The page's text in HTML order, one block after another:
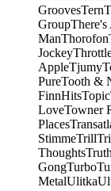
GroovesTern
GroupThere's
ManThorofon
Jockey
AppleTjumy
PureTooth &
FinnHitsTopic
LoveTowner
Places
StimmeTrill
ThoughtsTruth
GongTurbo
MetalUlitka